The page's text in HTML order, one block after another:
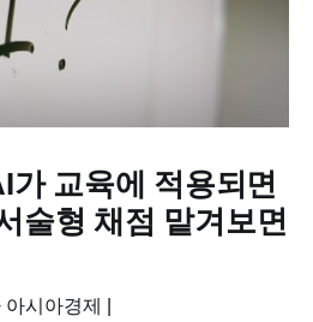
교육에 적용되면
술형 채점 맡겨보면